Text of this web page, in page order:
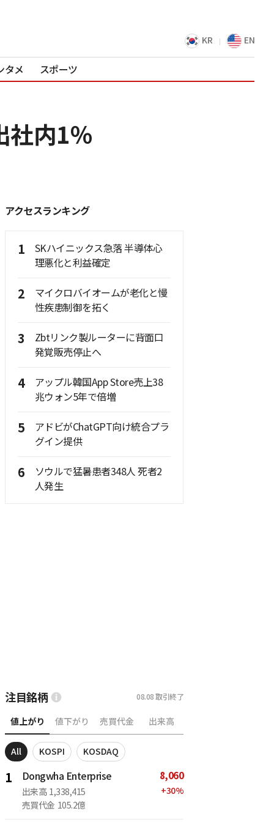
KR EN
タメ スポーツ
社内1％
アクセスランキング
1
SKハイニックス急落 半導体心
理悪化と利益確定
2
マイクロバイオームが老化と慢
性疾患制御を拓く
3
Zbtリンク製ルーターに背面口
発覚販売停止へ
4
アップル韓国App Store売上38
兆ウォン5年で倍増
5
アドビがChatGPT向け統合プラ
グイン提供
6
ソウルで猛暑患者348人 死者2
人発生
注目銘柄 08.08 取引終了
値上がり 値下がり 売買代金 出来高
All KOSPI KOSDAQ
1 Dongwha Enterprise
出来高 1,338,415
売買代金 105.2億
8,060
+30%